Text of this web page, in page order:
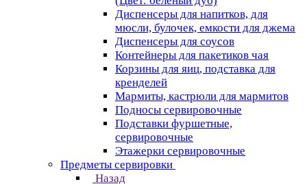
Диспенсеры для напитков, для
мюсли, булочек, емкости для джема
Диспенсеры для соусов
Контейнеры для пакетиков чая
Корзины для яиц, подставка для
кренделей
Мармиты, кастрюли для мармитов
Подносы сервировочные
Подставки фуршетные,
сервировочные
Этажерки сервировочные
Предметы сервировки
Назад